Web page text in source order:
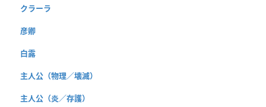
クラーラ
彦卿
白露
主人公（物理／壊滅）
主人公（炎／存護）